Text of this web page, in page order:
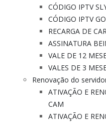
CÓDIGO IPTV
CÓDIGO IPTV
RECARGA DE
ASSINATURA
VALE DE 12
VALES DE 3
Renovação do
ATIVAÇÃO E
CAM
ATIVAÇÃO E